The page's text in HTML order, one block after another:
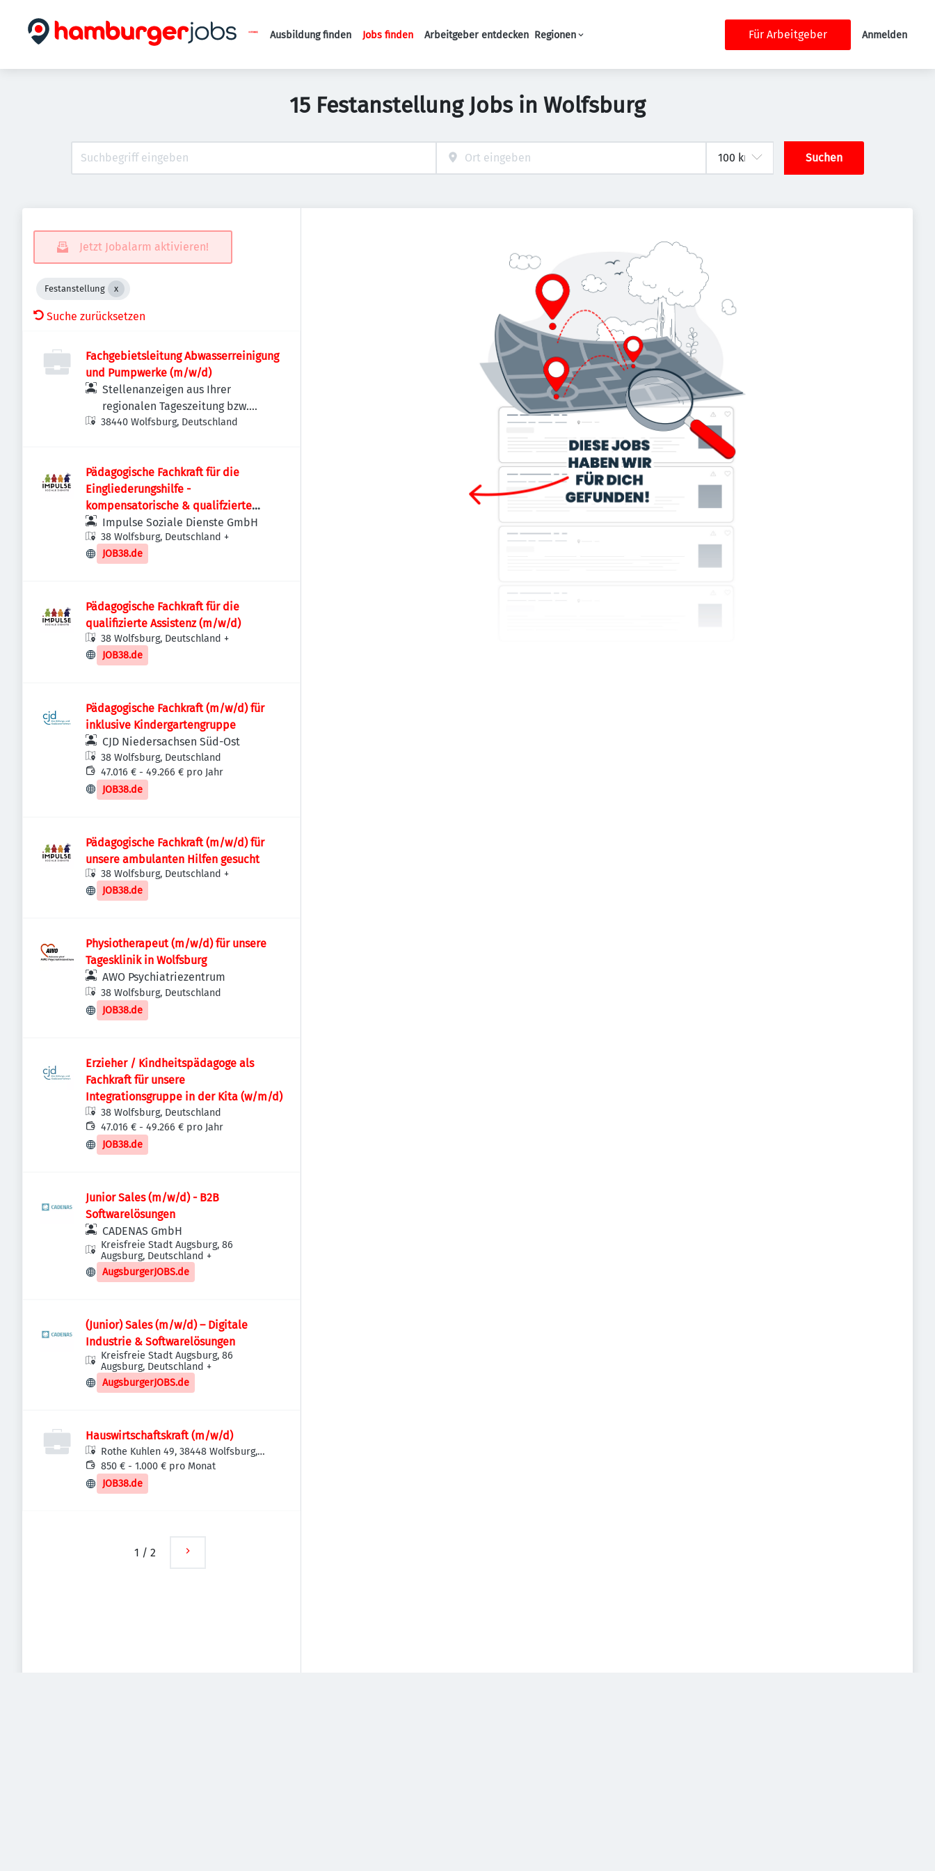
Haupt-Navigation
Ausbildung finden Jobs finden Arbeitgeber entdecken Regionen Für Arbeitgeber Anmelden
15 Festanstellung Jobs in Wolfsburg
Suchen
Jetzt Jobalarm aktivieren!
Festanstellung
Suche zurücksetzen
Fachgebietsleitung Abwasserreinigung
und Pumpwerke (m/w/d)
Stellenanzeigen aus Ihrer
regionalen Tageszeitung bzw.
Anzeigenzeitung
38440 Wolfsburg, Deutschland
Pädagogische Fachkraft für die
Eingliederungshilfe -
kompensatorische & qualifzierte
Asssistenz (m/w/d)
Impulse Soziale Dienste GmbH
38 Wolfsburg, Deutschland +
JOB38.de
Pädagogische Fachkraft für die
qualifizierte Assistenz (m/w/d)
38 Wolfsburg, Deutschland +
JOB38.de
Pädagogische Fachkraft (m/w/d) für
inklusive Kindergartengruppe
CJD Niedersachsen Süd-Ost
38 Wolfsburg, Deutschland
47.016 € - 49.266 € pro Jahr
JOB38.de
Pädagogische Fachkraft (m/w/d) für
unsere ambulanten Hilfen gesucht
38 Wolfsburg, Deutschland +
JOB38.de
Physiotherapeut (m/w/d) für unsere
Tagesklinik in Wolfsburg
AWO Psychiatriezentrum
38 Wolfsburg, Deutschland
JOB38.de
Erzieher / Kindheitspädagoge als
Fachkraft für unsere
Integrationsgruppe in der Kita (w/m/d)
38 Wolfsburg, Deutschland
47.016 € - 49.266 € pro Jahr
JOB38.de
Junior Sales (m/w/d) - B2B
Softwarelösungen
CADENAS GmbH
Kreisfreie Stadt Augsburg, 86
Augsburg, Deutschland +
AugsburgerJOBS.de
(Junior) Sales (m/w/d) – Digitale
Industrie & Softwarelösungen
Kreisfreie Stadt Augsburg, 86
Augsburg, Deutschland +
AugsburgerJOBS.de
Hauswirtschaftskraft (m/w/d)
Rothe Kuhlen 49, 38448 Wolfsburg,
Deutschland
850 € - 1.000 € pro Monat
JOB38.de
1 / 2